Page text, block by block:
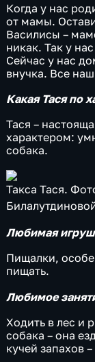
Когда у нас
от мамы.
Василисы –
никак. Так у
Сейчас у нас
внучка. Все
Какая Тася по
Тася –
характером:
собака.
Такса Тася.
Любимая
Пищалки,
пищать.
Любимое
Ходить в лес и
собака – она
кучей запахов